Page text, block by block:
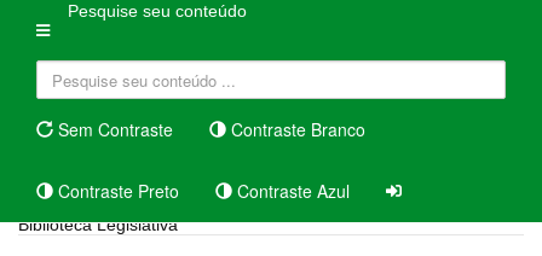
Pesquise seu conteúdo
Sem Contraste Contraste Branco
Contraste Preto Contraste Azul
Biblioteca Legislativa